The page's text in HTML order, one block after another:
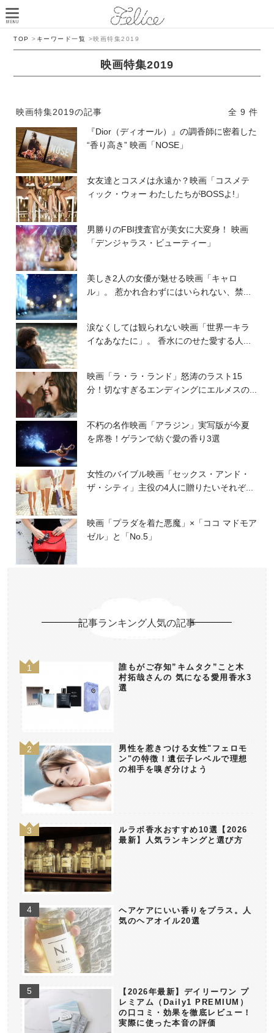
TOP > キーワード一覧 >映画特集2019
映画特集2019
映画特集2019の記事
全 9 件
『Dior（ディオール）』の調香師に密着した
“香り高き” 映画「NOSE」
女友達とコスメは永遠か？映画「コスメテ
ィック・ウォー わたしたちがBOSSよ!」
男勝りのFBI捜査官が美女に大変身！ 映画
「デンジャラス・ビューティー」
美しき2人の女優が魅せる映画「キャロ
ル」。 惹かれ合わずにはいられない、禁...
涙なくしては観られない映画「世界一キラ
イなあなたに」。 香水にのせた愛する人...
映画「ラ・ラ・ランド」怒涛のラスト15
分！切なすぎるエンディングにエルメスの...
不朽の名作映画「アラジン」実写版が今夏
を席巻！ゲランで紡ぐ愛の香り3選
女性のバイブル映画「セックス・アンド・
ザ・シティ」主役の4人に贈りたいそれぞ...
映画「プラダを着た悪魔」×「ココ マドモア
ゼル」と「No.5」
記事ランキング人気の記事
誰もがご存知”キムタク”こと木
村拓哉さんの 気になる愛用香水3
選
男性を惹きつける女性"フェロモ
ン"の特徴！遺伝子レベルで理想
の相手を嗅ぎ分けよう
ルラボ香水おすすめ10選【2026
最新】人気ランキングと選び方
ヘアケアにいい香りをプラス。人
気のヘアオイル20選
【2026年最新】デイリーワン プ
レミアム（Daily1 PREMIUM）
の口コミ・効果を徹底レビュー！
実際に使った本音の評価